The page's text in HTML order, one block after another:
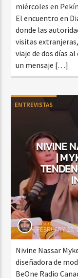
miércoles en
El encuentro en
donde las
visitas
viaje de dos días
un mensaje […]
ENTREVISTAS
NIVINE
|
rasco
FEBRUARY 23,
Nivine Nassar
diseñadora de
BeOne Radio